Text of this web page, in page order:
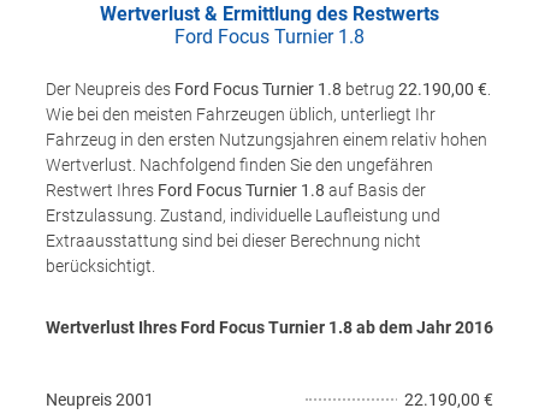
Wertverlust & Ermittlung des Restwerts
Ford Focus Turnier 1.8
Der Neupreis des Ford Focus Turnier 1.8 betrug 22.190,00 €
Wie bei den meisten Fahrzeugen üblich, unterliegt Ihr
Fahrzeug in den ersten Nutzungsjahren einem relativ hohen
Wertverlust. Nachfolgend finden Sie den ungefähren
Restwert Ihres Ford Focus Turnier 1.8 auf Basis der
Erstzulassung. Zustand, individuelle Laufleistung und
Extraausstattung sind bei dieser Berechnung nicht
berücksichtigt.
Wertverlust Ihres Ford Focus Turnier 1.8 ab dem Jahr2016
Neupreis2001 22.190,00 €